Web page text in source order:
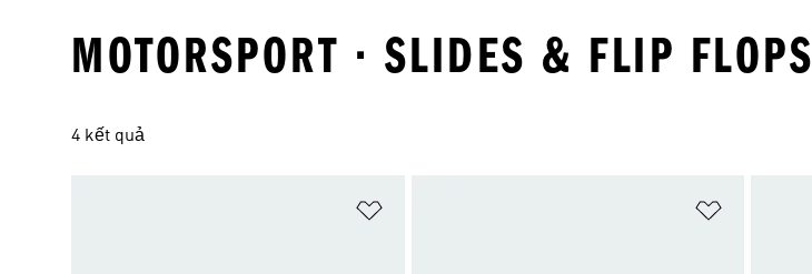
MOTORSPORT · SLIDES & FLIP FLOPS
4 kết quả